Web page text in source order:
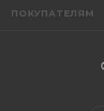
ПОКУПАТЕЛЯМ